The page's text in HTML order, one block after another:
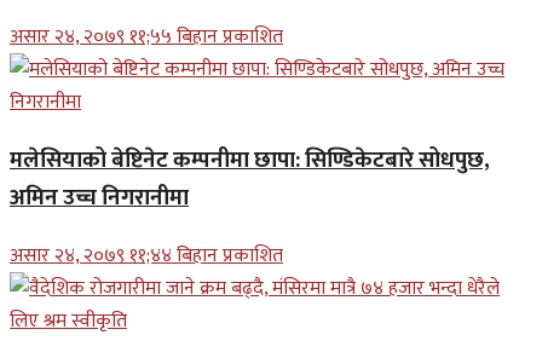
असार २४, २०७९ ११;५५ बिहान प्रकाशित
मलेसियाको बेष्टिनेट कम्पनीमा छापा: सिण्डिकेटबारे सोधपुछ,
अमिन उच्च निगरानीमा
असार २४, २०७९ ११;४४ बिहान प्रकाशित